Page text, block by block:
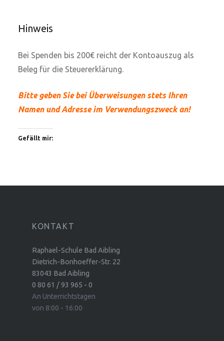
Hinweis
Bei Spenden bis 200€ reicht der Kontoauszug als
Beleg für die Steuererklärung.
Bitte geben Sie bei Überweisungen stets Ihren
Namen und Adresse im Verwendungszweck an!
Gefällt mir:
KONTAKT
Raphael-Schule Bad Aibling
Dietrich-Bonhoeffer-Str. 22
83043 Bad Aibling
0 80 61 / 93 965 - 0
An Unterrichtstagen
von 8:00 - 16:00